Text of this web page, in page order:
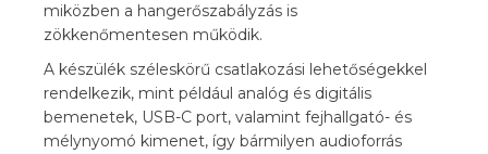
miközben a hangerőszabályzás is
zökkenőmentesen működik.
A készülék széleskörű csatlakozási lehetőségekkel
rendelkezik, mint például analóg és digitális
bemenetek, USB-C port, valamint fejhallgató- és
mélynyomó kimenet, így bármilyen audioforrás